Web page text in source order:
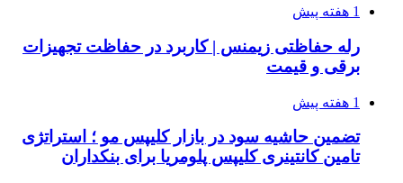
1 هفته پیش
رله حفاظتی زیمنس | کاربرد در حفاظت تجهیزات
برقی و قیمت
1 هفته پیش
تضمین حاشیه سود در بازار کلیپس مو ؛ استراتژی
تامین کانتینری کلیپس پلومریا برای بنکداران